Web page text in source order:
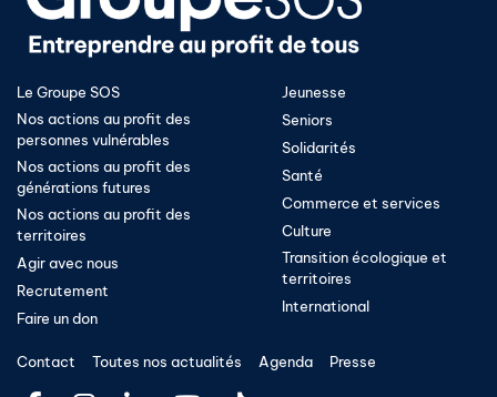
Le Groupe SOS
Nos actions au profit des
personnes vulnérables
Nos actions au profit des
générations futures
Nos actions au profit des
territoires
Agir avec nous
Recrutement
Faire un don
Jeunesse
Seniors
Solidarités
Santé
Commerce et services
Culture
Transition écologique et
territoires​
International
Contact Toutes nos actualités Agenda Presse